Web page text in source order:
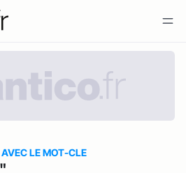
LE MOT-CLE